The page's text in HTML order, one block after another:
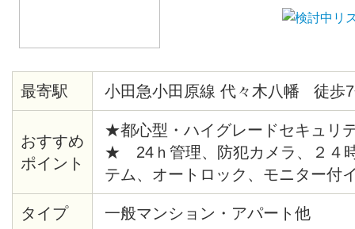
最寄駅 小田急小田原線 代々木八幡 徒歩
おすすめ
ポイント
★都心型・ハイグレードセキュリ
★ 24ｈ管理、防犯カメラ、２４
テム、オートロック、モニター付
給湯、バストイレ別、暖房便座、
ションフロア、各居室照明、ピク
タイプ 一般マンション・アパート他